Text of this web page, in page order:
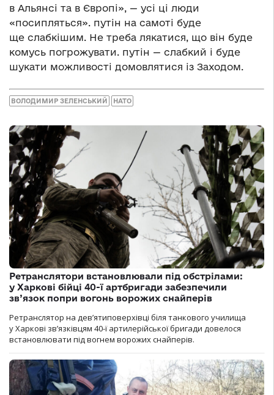
в Альянсі та в Європі», — усі ці люди
«посипляться». путін на самоті буде
ще слабкішим. Не треба лякатися, що він буде
комусь погрожувати. путін — слабкий і буде
шукати можливості домовлятися із Заходом.
ВОЛОДИМИР ЗЕЛЕНСЬКИЙ НАТО
Ретранслятори встановлювали під обстрілами:
у Харкові бійці 40-ї артбригади забезпечили
зв’язок попри вогонь ворожих снайперів
Ретранслятор на дев’ятиповерхівці біля танкового училища
у Харкові зв’язківцям 40-ї артилерійської бригади довелося
встановлювати під вогнем ворожих снайперів.